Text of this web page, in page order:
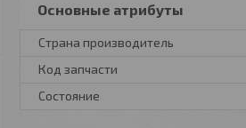
Основные атрибуты
Страна производитель
Код запчасти
Состояние